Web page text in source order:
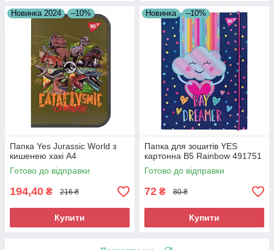
Новинка 2024 –10%
Папка Yes Jurassic World з
кишенею хакі A4
Готово до відправки
194,40 ₴ 216 ₴
Купити
Новинка –10%
Папка для зошитів YES
картонна В5 Rainbow 491751
Готово до відправки
72 ₴ 80 ₴
Купити